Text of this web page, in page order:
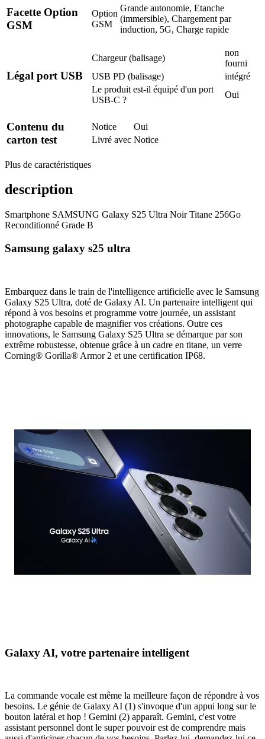
Facette Option
GSM
Option
GSM
Grande autonomie, Etanche
(immersible), Chargement par
induction, 5G, Charge rapide
Légal port USB
Chargeur (balisage)
non
fourni
USB PD (balisage)
intégré
Le produit est-il équipé d'un port
USB-C ?
Oui
Contenu du
carton test
Notice
Oui
Livré avec Notice
Plus de caractéristiques
description
Smartphone SAMSUNG Galaxy S25 Ultra Noir Titane 256Go
Reconditionné Grade B
Samsung galaxy s25 ultra
Embarquez dans le train de l'intelligence artificielle avec le Samsung
Galaxy S25 Ultra, doté de Galaxy AI. Un partenaire intelligent qui
répond à vos besoins et programme votre journée, un assistant
photographe capable de magnifier vos créations. Outre ces
innovations, le Samsung Galaxy S25 Ultra se démarque par son
extrême robustesse, obtenue grâce à un cadre en titane, un verre
Corning® Gorilla® Armor 2 et une certification IP68.
Galaxy AI, votre partenaire intelligent
La commande vocale est même la meilleure façon de répondre à vos
besoins. Le génie de Galaxy AI (1) s'invoque d'un appui long sur le
bouton latéral et hop ! Gemini (2) apparaît. Gemini, c'est votre
assistant personnel dont le super pouvoir est de comprendre mais